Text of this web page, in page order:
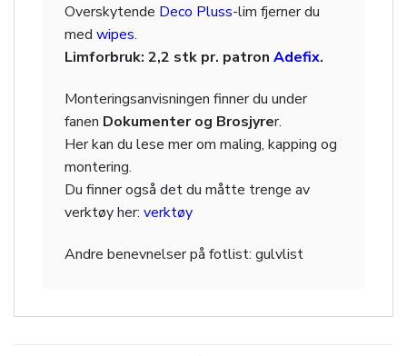
Overskytende Deco Pluss-lim fjerner du
med wipes.
Limforbruk: 2,2 stk pr. patron Adefix.
Monteringsanvisningen finner du under
fanen Dokumenter og Brosjyrer.
Her kan du lese mer om maling, kapping og
montering.
Du finner også det du måtte trenge av
verktøy her: verktøy
Andre benevnelser på fotlist: gulvlist